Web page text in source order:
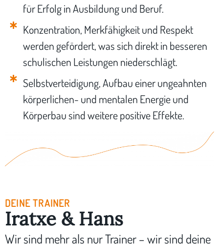
für Erfolg in Ausbildung und Beruf.
Konzentration, Merkfähigkeit und Respekt
werden gefördert, was sich direkt in besseren
schulischen Leistungen niederschlägt.
Selbstverteidigung, Aufbau einer ungeahnten
körperlichen- und mentalen Energie und
Körperbau sind weitere positive Effekte.
DEINE TRAINER
Iratxe & Hans
Wir sind mehr als nur Trainer – wir sind deine